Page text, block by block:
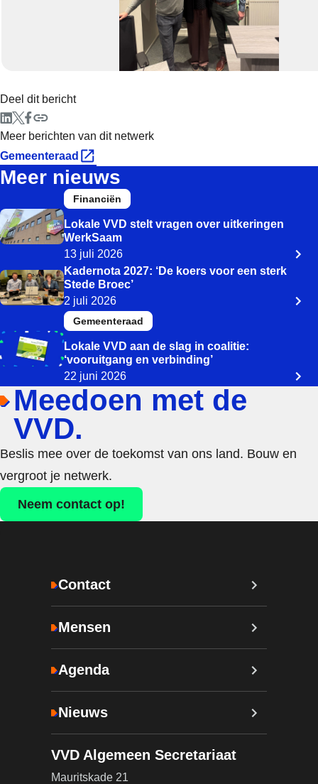
Deel dit bericht
Meer berichten van dit netwerk
Gemeenteraad
Meer nieuws
Lokale VVD stelt vragen over uitkeringen
WerkSaam
Financiën
13 juli 2026
Kadernota 2027: ‘De koers voor een sterk
Stede Broec’
2 juli 2026
Lokale VVD aan de slag in coalitie:
‘vooruitgang en verbinding’
Gemeenteraad
22 juni 2026
Meedoen met de
VVD.
Beslis mee over de toekomst van ons land. Bouw en
vergroot je netwerk.
Neem contact op!
Contact
Mensen
Agenda
Nieuws
VVD Algemeen Secretariaat
Mauritskade 21